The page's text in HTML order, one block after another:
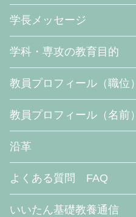
学長メッセージ
学科・専攻の教育目的
教員プロフィール（職位）
教員プロフィール（名前）
沿革
よくある質問 FAQ
いいたん基礎教養通信